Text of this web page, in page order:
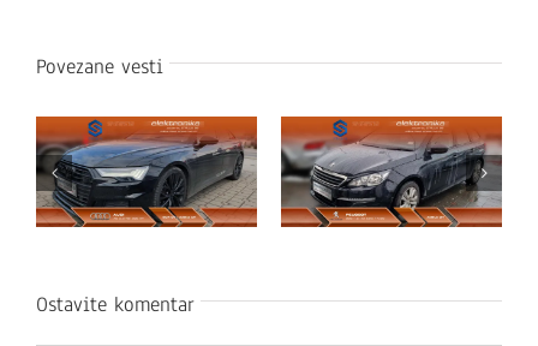
Povezane vesti
Ostavite komentar